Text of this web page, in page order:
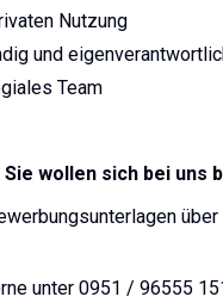
Nutzung
und
Team
Sie wollen sich bei uns
unter 0951 / 96555